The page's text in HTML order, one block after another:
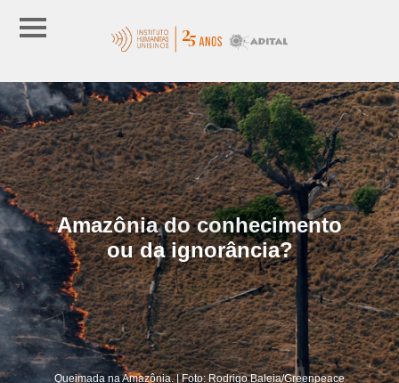
Amazônia do conhecimento
ou da ignorância?
Queimada na Amazônia. | Foto: Rodrigo Baleia/Greenpeace